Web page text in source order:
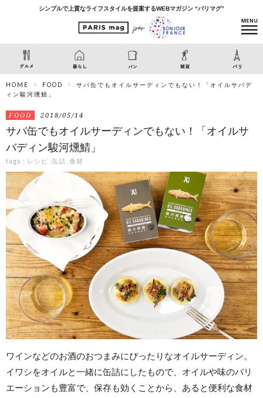
シンプルで上質なライフスタイルを提案するWEBマガジン “パリマグ”
HOME FOOD
サバ缶でもオイルサーディンでもない！「オイルサバデ
ィン駿河燻鯖」
FOOD 2018/05/14
サバ缶でもオイルサーディンでもない！「オイルサ
バディン駿河燻鯖」
tags : レシピ 缶詰 食材
ワインなどのお酒のおつまみにぴったりなオイルサーディン。
イワシをオイルと一緒に缶詰にしたもので、オイルや味のバリ
エーションも豊富で、保存も効くことから、あると便利な食材